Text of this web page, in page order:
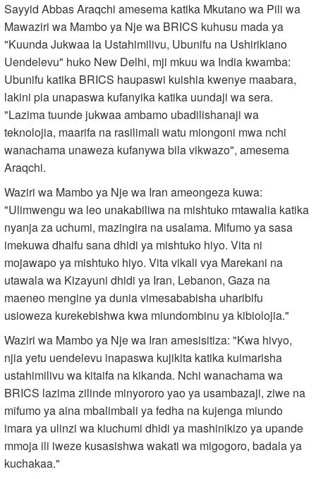
Sayyid Abbas Araqchi amesema katika Mkutano wa Pili wa
Mawaziri wa Mambo ya Nje wa BRICS kuhusu mada ya
"Kuunda Jukwaa la Ustahimilivu, Ubunifu na Ushirikiano
Uendelevu" huko New Delhi, mji mkuu wa India kwamba:
Ubunifu katika BRICS haupaswi kuishia kwenye maabara,
lakini pia unapaswa kufanyika katika uundaji wa sera.
"Lazima tuunde jukwaa ambamo ubadilishanaji wa
teknolojia, maarifa na rasilimali watu miongoni mwa nchi
wanachama unaweza kufanywa bila vikwazo", amesema
Araqchi.
Waziri wa Mambo ya Nje wa Iran ameongeza kuwa:
"Ulimwengu wa leo unakabiliwa na mishtuko mtawalia katika
nyanja za uchumi, mazingira na usalama. Mifumo ya sasa
imekuwa dhaifu sana dhidi ya mishtuko hiyo. Vita ni
mojawapo ya mishtuko hiyo. Vita vikali vya Marekani na
utawala wa Kizayuni dhidi ya Iran, Lebanon, Gaza na
maeneo mengine ya dunia vimesababisha uharibifu
usioweza kurekebishwa kwa miundombinu ya kibiolojia."
Waziri wa Mambo ya Nje wa Iran amesisitiza: "Kwa hivyo,
njia yetu uendelevu inapaswa kujikita katika kuimarisha
ustahimilivu wa kitaifa na kikanda. Nchi wanachama wa
BRICS lazima zilinde minyororo yao ya usambazaji, ziwe na
mifumo ya aina mbalimbali ya fedha na kujenga miundo
imara ya ulinzi wa kiuchumi dhidi ya mashinikizo ya upande
mmoja ili iweze kusasishwa wakati wa migogoro, badala ya
kuchakaa."